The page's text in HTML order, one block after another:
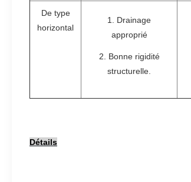
De type
horizontal
1. Drainage
approprié
2. Bonne rigidité
structurelle.
Détails